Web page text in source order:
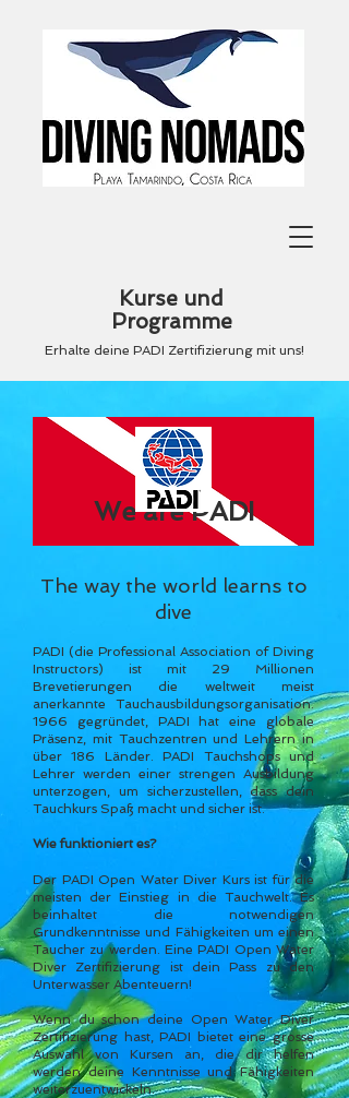
Kurse und
Programme
Erhalte deine PADI Zertifizierung mit uns!
We are PADI
The way the world learns to
dive
PADI (die Professional Association of Diving
Instructors) ist mit 29 Millionen
Brevetierungen die weltweit meist
anerkannte Tauchausbildungsorganisation.
1966 gegründet, PADI hat eine globale
Präsenz, mit Tauchzentren und Lehrern in
über 186 Länder. PADI Tauchshops und
Lehrer werden einer strengen Ausbildung
unterzogen, um sicherzustellen, dass dein
Tauchkurs Spaß macht und sicher ist.
Wie funktioniert es?
Der PADI Open Water Diver Kurs ist für die
meisten der Einstieg in die Tauchwelt. Es
beinhaltet die notwendigen
Grundkenntnisse und Fähigkeiten um einen
Taucher zu werden. Eine PADI Open Water
Diver Zertifizierung ist dein Pass zu den
Unterwasser Abenteuern!
Wenn du schon deine Open Water Diver
Zertifizierung hast, PADI bietet eine grosse
Auswahl von Kursen an, die dir helfen
werden deine Kenntnisse und Fähigkeiten
weiterzuentwickeln.